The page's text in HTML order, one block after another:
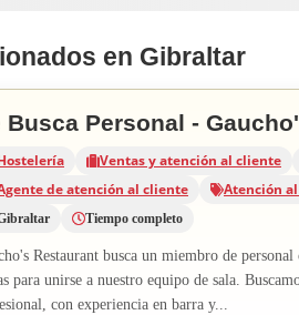
en Gibraltar
Busca Personal -
Ventas y atención al cliente
de atención al cliente
Atención
Tiempo completo
Restaurant busca un miembro de
para unirse a nuestro equipo de sala.
con experiencia en barra y...